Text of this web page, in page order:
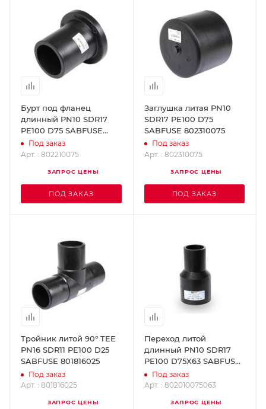
Бурт под фланец
длинный PN10 SDR17
PE100 D75 SABFUSE
802210075
Под заказ
Арт. : 802210075
ЗАПРОС ЦЕНЫ
ПОД ЗАКАЗ
Заглушка литая PN10
SDR17 PE100 D75
SABFUSE 802310075
Под заказ
Арт. : 802310075
ЗАПРОС ЦЕНЫ
ПОД ЗАКАЗ
Тройник литой 90° TEE
PN16 SDR11 PE100 D25
SABFUSE 801816025
Под заказ
Арт. : 801816025
ЗАПРОС ЦЕНЫ
Переход литой
длинный PN10 SDR17
PE100 D75X63 SABFUSE
802010075063
Под заказ
Арт. : 802010075063
ЗАПРОС ЦЕНЫ